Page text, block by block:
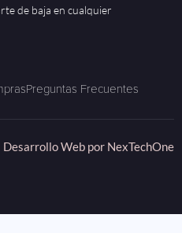
de baja en cualquier
Preguntas Frecuentes
Desarrollo Web por NexTechOne